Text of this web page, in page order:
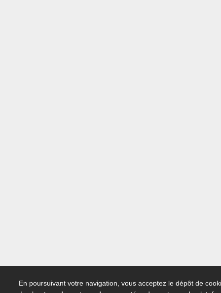
En poursuivant votre navigation, vous acceptez le dépôt de